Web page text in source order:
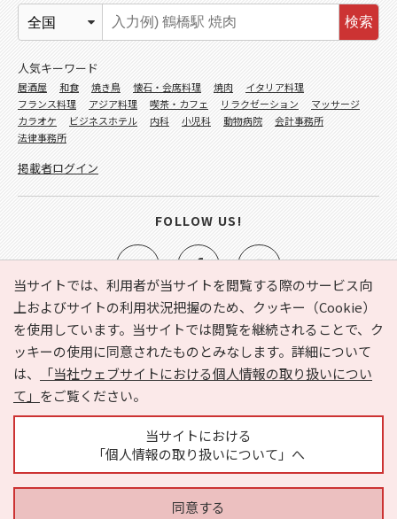
当サイトでは、利用者が当サイトを閲覧する際のサービス向
上およびサイトの利用状況把握のため、クッキー（Cookie）
を使用しています。当サイトでは閲覧を継続されることで、ク
ッキーの使用に同意されたものとみなします。詳細について
は、
「当社ウェブサイトにおける個人情報の取り扱いについ
て」 をご覧ください。
当サイトにおける
「個人情報の取り扱いについて」へ
同意する
e-NAVITA（イーナビタ）とは？ お気に入り
ヘルプ
利用規約
個人情報の取り扱いについて
運営会社
サイトマップ
広告掲載に関するお問い合わせ
検索
人気キーワード
居酒屋 和食 焼き鳥 懐石・会席料理 焼肉
イタリア料理
フランス料理
アジア料理 喫茶・カフェ リラクゼーション
マッサージ
カラオケ
ビジネスホテル 内科 小児科 動物病院
会計事務所
法律事務所
掲載者ログイン
FOLLOW US!